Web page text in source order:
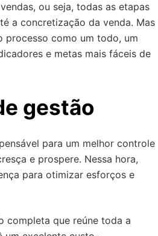
ou seja, todas as etapas
a concretização da venda. Mas
processo como um todo, um
e metas mais fáceis de
gestão
para um melhor controle
e prospere. Nessa hora,
para otimizar esforços e
completa que reúne toda a